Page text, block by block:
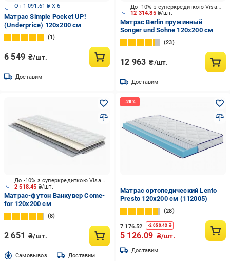
От 1 091.61 ₴ X 6
Матрас Simple Pocket UP!
(Underprice) 120x200 см
1
6 549 ₴/шт.
Доставим
12 314.85 ₴/шт.
До -10% з суперкредиткою Visa Вигода
Матрас Berlin пружинный
Songer und Sohne 120x200 см
23
12 963 ₴/шт.
Доставим
2 518.45 ₴/шт.
До -10% з суперкредиткою Visa Вигода
Матрас-футон Ванкувер Come-
for 120x200 см
8
2 651 ₴/шт.
Cамовывоз Доставим
Матрас ортопедический Lento
Presto 120x200 см (112005)
28
7 176.52 -2 050.43 ₴
5 126.09 ₴/шт.
Доставим